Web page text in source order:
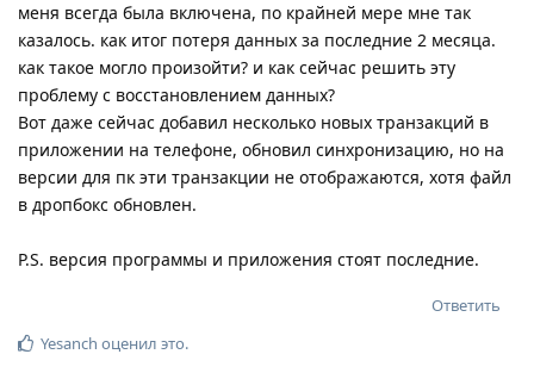
меня всегда была включена, по крайней мере мне так
казалось. как итог потеря данных за последние 2 месяца.
как такое могло произойти? и как сейчас решить эту
проблему с восстановлением данных?
Вот даже сейчас добавил несколько новых транзакций в
приложении на телефоне, обновил синхронизацию, но на
версии для пк эти транзакции не отображаются, хотя файл
в дропбокс обновлен.
P.S. версия программы и приложения стоят последние.
Ответить
Yesanch оценил это.